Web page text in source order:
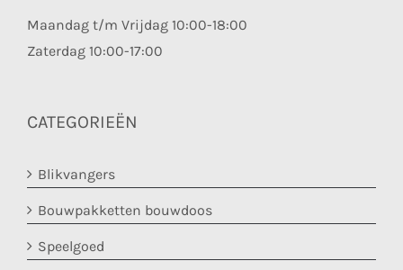
Maandag t/m Vrijdag 10:00-18:00
Zaterdag 10:00-17:00
CATEGORIEËN
Blikvangers
Bouwpakketten bouwdoos
Speelgoed